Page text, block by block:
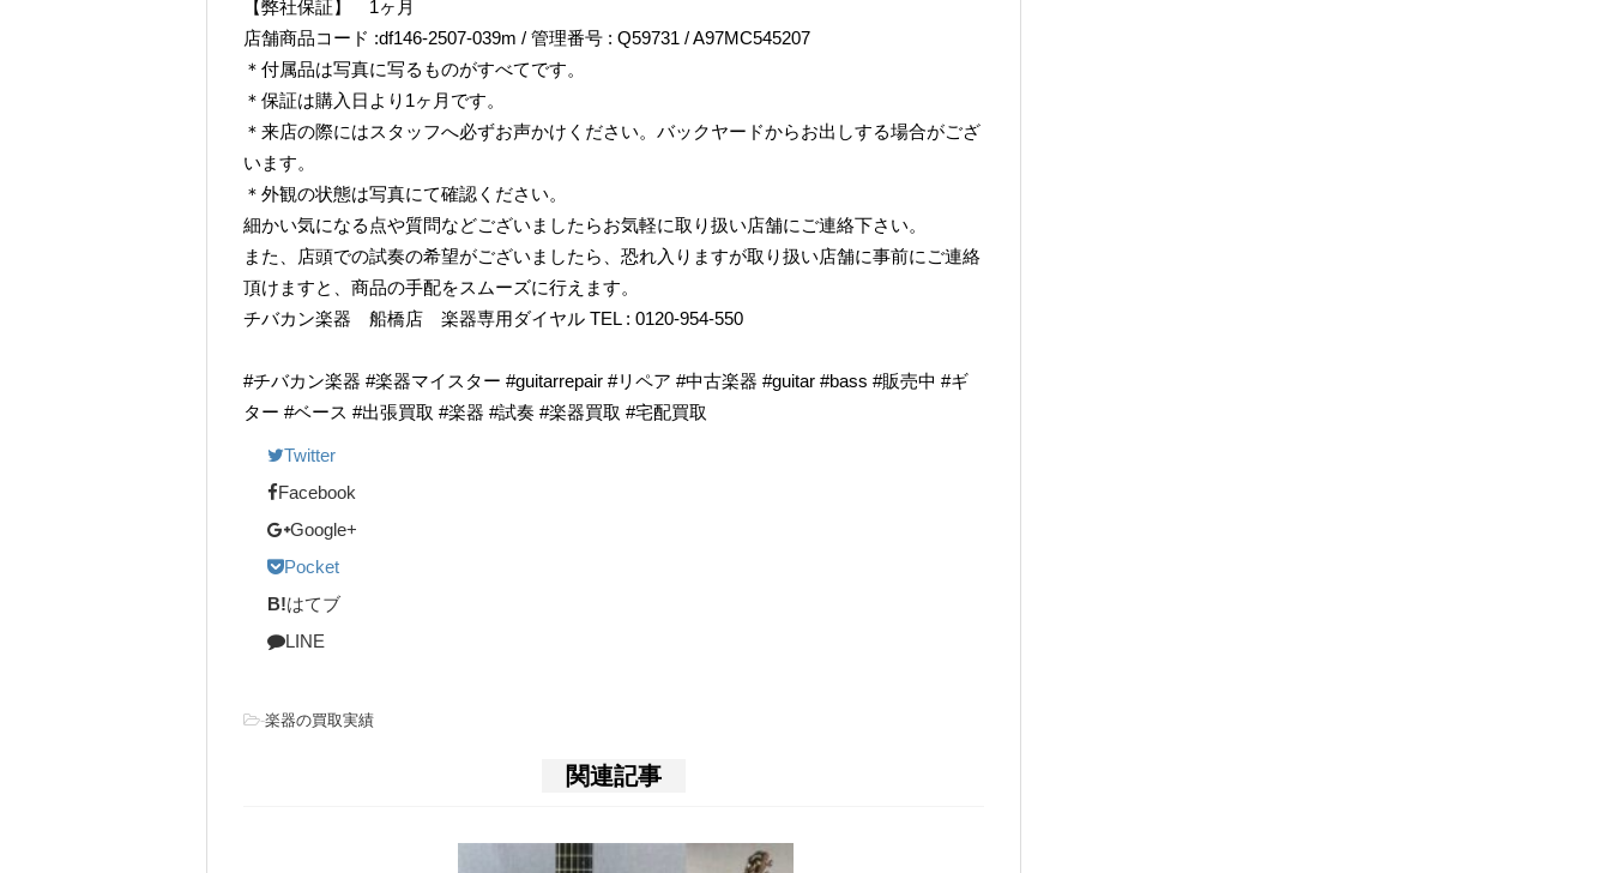
【弊社保証】 1ヶ月
店舗商品コード :df146-2507-039m / 管理番号 : Q59731 / A97MC545207
＊付属品は写真に写るものがすべてです。
＊保証は購入日より1ヶ月です。
＊来店の際にはスタッフへ必ずお声かけください。バックヤードからお出しする場合がござ
います。
＊外観の状態は写真にて確認ください。
細かい気になる点や質問などございましたらお気軽に取り扱い店舗にご連絡下さい。
また、店頭での試奏の希望がございましたら、恐れ入りますが取り扱い店舗に事前にご連絡
頂けますと、商品の手配をスムーズに行えます。
チバカン楽器 船橋店 楽器専用ダイヤル TEL : 0120-954-550
#チバカン楽器 #楽器マイスター #guitarrepair #リペア #中古楽器 #guitar #bass #販売中 #ギ
ター #ベース #出張買取 #楽器 #試奏 #楽器買取 #宅配買取
Twitter
Facebook
Google+
Pocket
B!はてブ
LINE
-楽器の買取実績
関連記事